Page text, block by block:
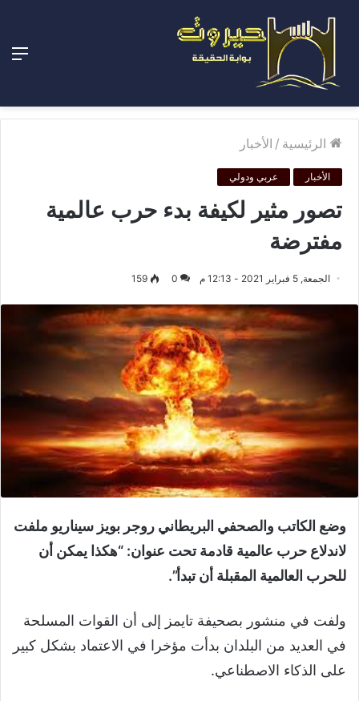
الرئيسية / الأخبار
الأخبار عربي ودولي
تصور مثير لكيفة بدء حرب عالمية
مفترضة
الجمعة, 5 فبراير 2021 - 12:13 م 0
159
وضع الكاتب والصحفي البريطاني روجر بويز سيناريو ملفت
لاندلاع حرب عالمية قادمة تحت عنوان: “هكذا يمكن أن
للحرب العالمية المقبلة أن تبدأ”.
ولفت في منشور بصحيفة تايمز إلى أن القوات المسلحة
في العديد من البلدان بدأت مؤخرا في الاعتماد بشكل كبير
على الذكاء الاصطناعي.